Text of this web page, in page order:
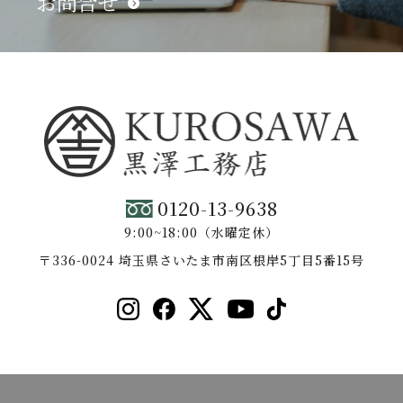
0120-13-9638
9:00~18:00（水曜定休）
〒336-0024 埼玉県さいたま市南区根岸5丁目5番15号